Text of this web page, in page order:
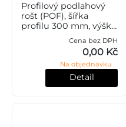
Profilový podlahový
rošt (POF), šířka
profilu 300 mm, výška
75 mm, síla 2,5 mm,
ocel S235JR (ST37.2
nebo také ČSN 11373) v
povrchové úpravě
Cena bez DPH
0,00 Kč
Na objednávku
Detail